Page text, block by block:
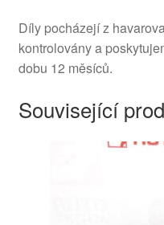
Díly pocházejí z
kontrolovány a
dobu 12 měsíců.
Související